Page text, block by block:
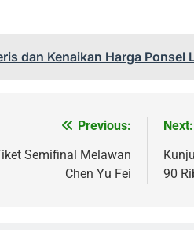
dan Kenaikan Harga Ponsel
Previous:
Semifinal Melawan
Chen Yu Fei
Next:
90